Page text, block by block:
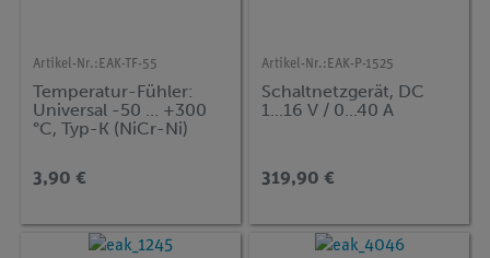
Artikel-Nr.: EAK-TF-55
Temperatur-Fühler:
Universal -50 … +300
°C, Typ-K (NiCr-Ni)
3,90 €
Artikel-Nr.: EAK-P-1525
Schaltnetzgerät, DC
1...16 V / 0...40 A
319,90 €